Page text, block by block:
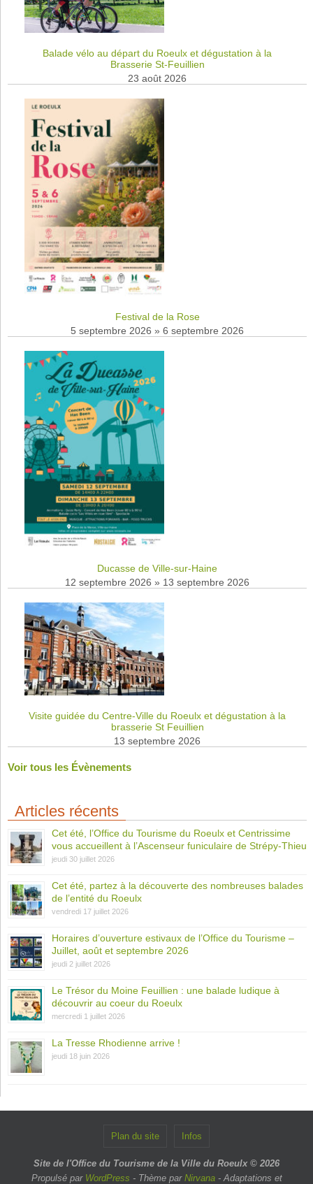
Balade vélo au départ du Roeulx et dégustation à la
Brasserie St-Feuillien
23 août 2026
Festival de la Rose
5 septembre 2026 » 6 septembre 2026
Ducasse de Ville-sur-Haine
12 septembre 2026 » 13 septembre 2026
Visite guidée du Centre-Ville du Roeulx et dégustation à la
brasserie St Feuillien
13 septembre 2026
Voir tous les Évènements
Articles récents
Cet été, l’Office du Tourisme du Roeulx et Centrissime
vous accueillent à l’Ascenseur funiculaire de Strépy-Thieu
jeudi 30 juillet 2026
Cet été, partez à la découverte des nombreuses balades
de l’entité du Roeulx
vendredi 17 juillet 2026
Horaires d’ouverture estivaux de l’Office du Tourisme –
Juillet, août et septembre 2026
jeudi 2 juillet 2026
Le Trésor du Moine Feuillien : une balade ludique à
découvrir au coeur du Roeulx
mercredi 1 juillet 2026
La Tresse Rhodienne arrive !
jeudi 18 juin 2026
Plan du site Infos
Site de l'Office du Tourisme de la Ville du Roeulx © 2026
Propulsé par WordPress - Thème par Nirvana- Adaptations et